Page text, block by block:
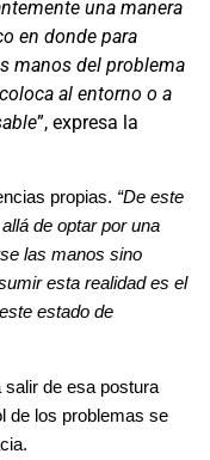
una manera
en donde para
manos del problema
al entorno o a
”, expresa la
propias. “De este
de optar por una
las manos sino
esta realidad es el
estado de
de esa postura
de los problemas se